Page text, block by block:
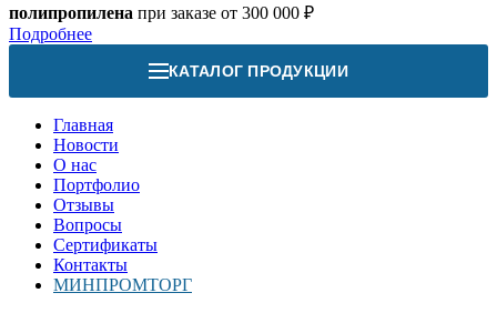
полипропилена при заказе от 300 000 ₽
Подробнее
КАТАЛОГ ПРОДУКЦИИ
Главная
Новости
О нас
Портфолио
Отзывы
Вопросы
Сертификаты
Контакты
МИНПРОМТОРГ